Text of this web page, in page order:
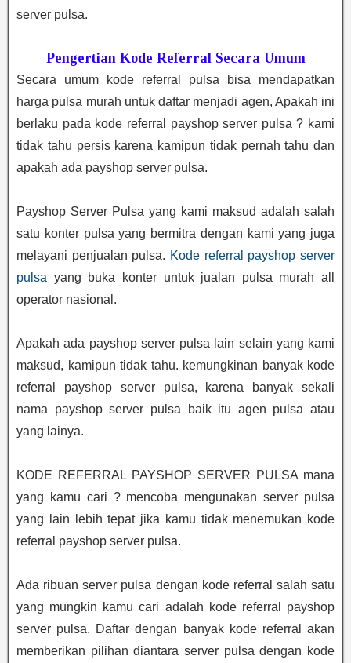
server pulsa.
Pengertian Kode Referral Secara Umum
Secara umum kode referral pulsa bisa mendapatkan
harga pulsa murah untuk daftar menjadi agen, Apakah ini
berlaku pada kode referral payshop server pulsa ? kami
tidak tahu persis karena kamipun tidak pernah tahu dan
apakah ada payshop server pulsa.
Payshop Server Pulsa yang kami maksud adalah salah
satu konter pulsa yang bermitra dengan kami yang juga
melayani penjualan pulsa. Kode referral payshop server
pulsa yang buka konter untuk jualan pulsa murah all
operator nasional.
Apakah ada payshop server pulsa lain selain yang kami
maksud, kamipun tidak tahu. kemungkinan banyak kode
referral payshop server pulsa, karena banyak sekali
nama payshop server pulsa baik itu agen pulsa atau
yang lainya.
KODE REFERRAL PAYSHOP SERVER PULSA mana
yang kamu cari ? mencoba mengunakan server pulsa
yang lain lebih tepat jika kamu tidak menemukan kode
referral payshop server pulsa.
Ada ribuan server pulsa dengan kode referral salah satu
yang mungkin kamu cari adalah kode referral payshop
server pulsa. Daftar dengan banyak kode referral akan
memberikan pilihan diantara server pulsa dengan kode